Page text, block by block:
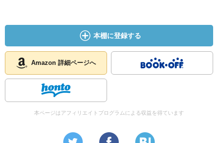
本棚に登録する
Amazon 詳細ページへ
本ページはアフィリエイトプログラムによる収益を得ています